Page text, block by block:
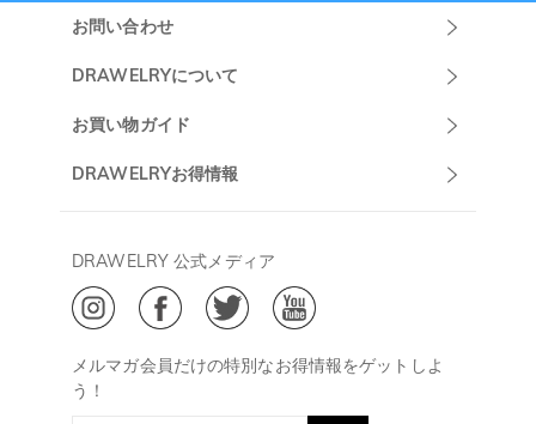
お問い合わせ
DRAWELRYについて
DRAWELRYについて
ご利用規約
ご特定商取引法に基づく表示
お買い物ガイド
発送について
ジュエリーお手入れ
Drawelry Blog
DRAWELRYお得情報
会員・ポイントについて
メルマガ会員だけの特別なお得情報をゲットしよ
う！
DRAWELRY 公式メディア